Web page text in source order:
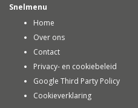
Snelmenu
Home
Over ons
Contact
Privacy- en cookiebeleid
Google Third Party Policy
Cookieverklaring